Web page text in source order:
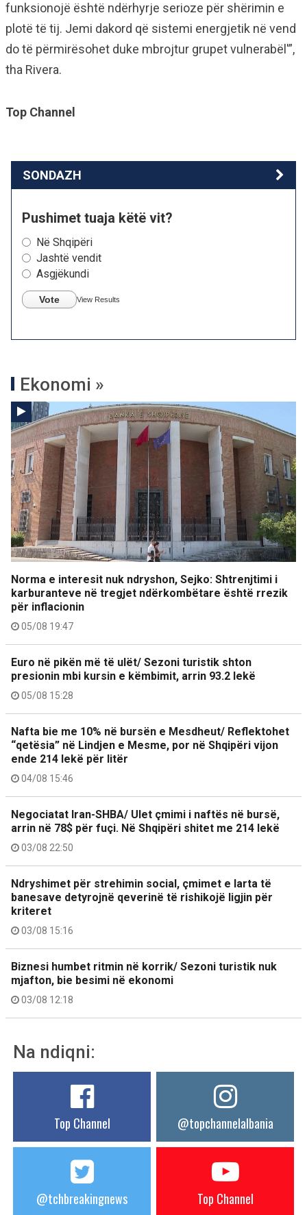
funksionojë është ndërhyrje serioze për shërimin e
plotë të tij. Jemi dakord që sistemi energjetik në vend
do të përmirësohet duke mbrojtur grupet vulnerabël'”,
tha Rivera.
Top Channel
SONDAZH
Pushimet tuaja këtë vit?
Në Shqipëri
Jashtë vendit
Asgjëkundi
Vote View Results
Ekonomi »
Norma e interesit nuk ndryshon, Sejko: Shtrenjtimi i
karburanteve në tregjet ndërkombëtare është rrezik
për inflacionin
05/08 19:47
Euro në pikën më të ulët/ Sezoni turistik shton
presionin mbi kursin e këmbimit, arrin 93.2 lekë
05/08 15:28
Nafta bie me 10% në bursën e Mesdheut/ Reflektohet
“qetësia” në Lindjen e Mesme, por në Shqipëri vijon
ende 214 lekë për litër
04/08 15:46
Negociatat Iran-SHBA/ Ulet çmimi i naftës në bursë,
arrin në 78$ për fuçi. Në Shqipëri shitet me 214 lekë
03/08 22:50
Ndryshimet për strehimin social, çmimet e larta të
banesave detyrojnë qeverinë të rishikojë ligjin për
kriteret
03/08 15:16
Biznesi humbet ritmin në korrik/ Sezoni turistik nuk
mjafton, bie besimi në ekonomi
03/08 12:18
Na ndiqni:
Top Channel @topchannelalbania
@tchbreakingnews Top Channel